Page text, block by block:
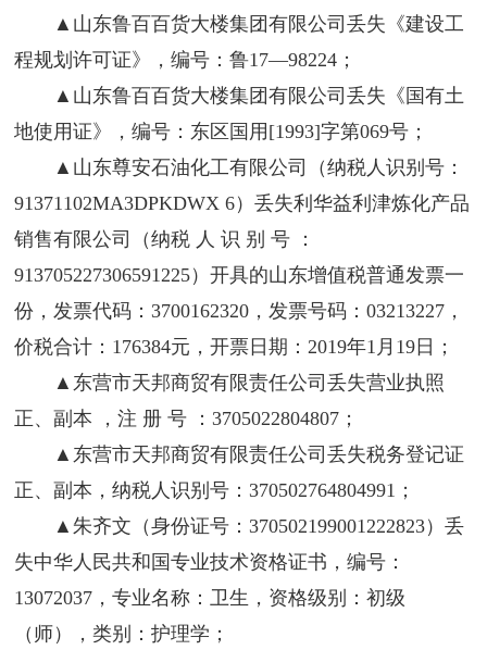
▲山东鲁百百货大楼集团有限公司丢失《建设工
程规划许可证》，编号：鲁17—98224；
▲山东鲁百百货大楼集团有限公司丢失《国有土
地使用证》，编号：东区国用[1993]字第069号；
▲山东尊安石油化工有限公司（纳税人识别号：
91371102MA3DPKDWX 6）丢失利华益利津炼化产品
销售有限公司（纳税 人 识 别 号 ：
913705227306591225）开具的山东增值税普通发票一
份，发票代码：3700162320，发票号码：03213227，
价税合计：176384元，开票日期：2019年1月19日；
▲东营市天邦商贸有限责任公司丢失营业执照
正、副本 ，注 册 号 ：3705022804807；
▲东营市天邦商贸有限责任公司丢失税务登记证
正、副本，纳税人识别号：370502764804991；
▲朱齐文（身份证号：370502199001222823）丢
失中华人民共和国专业技术资格证书，编号：
13072037，专业名称：卫生，资格级别：初级
（师），类别：护理学；